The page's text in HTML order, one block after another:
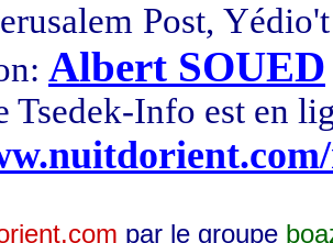
Post,
Albert SOUED
Tsedek-Info est en
par le groupe